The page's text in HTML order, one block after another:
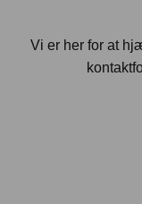
Vi er her for at